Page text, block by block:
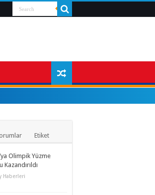
Etiket
Olimpik Yüzme
Kazandırıldı
Haberleri